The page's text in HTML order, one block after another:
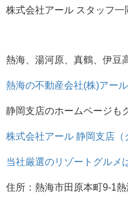
株式会社アール スタッフ一
熱海、湯河原、真鶴、伊豆
熱海の不動産会社(株)アー
静岡支店のホームページも
株式会社アール 静岡支店（
当社厳選のリゾートグルメ
住所：熱海市田原本町9-1